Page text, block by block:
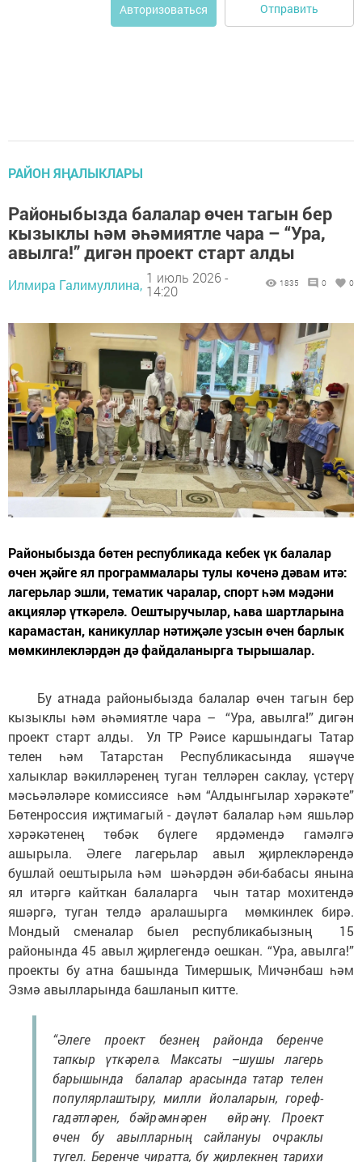
Авторизоваться Отправить
РАЙОН ЯҢАЛЫКЛАРЫ
Районыбызда балалар өчен тагын бер
кызыклы һәм әһәмиятле чара – “Ура,
авылга!” дигән проект старт алды
Илмира Галимуллина, 1 июль 2026 -
14:20
1835 0 0
Районыбызда бөтен республикада кебек үк балалар
өчен җәйге ял программалары тулы көченә дәвам итә:
лагерьлар эшли, тематик чаралар, спорт һәм мәдәни
акцияләр үткәрелә. Оештыручылар, һава шартларына
карамастан, каникуллар нәтиҗәле узсын өчен барлык
мөмкинлекләрдән дә файдаланырга тырышалар.
Бу атнада районыбызда балалар өчен тагын бер
кызыклы һәм әһәмиятле чара – “Ура, авылга!” дигән
проект старт алды. Ул ТР Рәисе каршындагы Татар
телен һәм Татарстан Республикасында яшәүче
халыклар вәкилләренең туган телләрен саклау, үстерү
мәсьәләләре комиссиясе һәм “Алдынгылар хәрәкәте”
Бөтенроссия иҗтимагый - дәүләт балалар һәм яшьләр
хәрәкәтенең төбәк бүлеге ярдәмендә гамәлгә
ашырыла. Әлеге лагерьлар авыл җирлекләрендә
бушлай оештырыла һәм шәһәрдән әби-бабасы янына
ял итәргә кайткан балаларга чын татар мохитендә
яшәргә, туган телдә аралашырга мөмкинлек бирә.
Мондый сменалар быел республикабызның 15
районында 45 авыл җирлегендә оешкан. “Ура, авылга!”
проекты бу атна башында Тимершык, Мичәнбаш һәм
Эзмә авылларында башланып китте.
“Әлеге проект безнең районда беренче
тапкыр үткәрелә. Максаты –шушы лагерь
барышында балалар арасында татар телен
популярлаштыру, милли йолаларын, гореф-
гадәтләрен, бәйрәмнәрен өйрәнү. Проект
өчен бу авылларның сайлануы очраклы
түгел. Беренче чиратта, бу җирлекнең тарихи